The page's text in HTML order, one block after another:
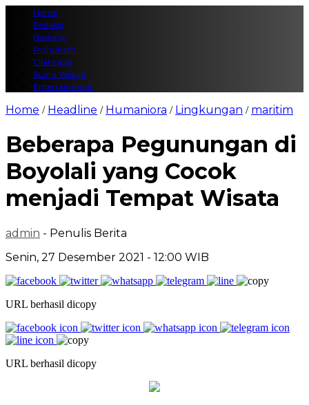
Home
Redaksi
Nasional
Polhukam
Olahraga
Suara Warga
Entertainment
Home / Headline / Humaniora / Lingkungan / maritim
Beberapa Pegunungan di
Boyolali yang Cocok
menjadi Tempat Wisata
admin - Penulis Berita
Senin, 27 Desember 2021 - 12:00 WIB
URL berhasil dicopy
URL berhasil dicopy